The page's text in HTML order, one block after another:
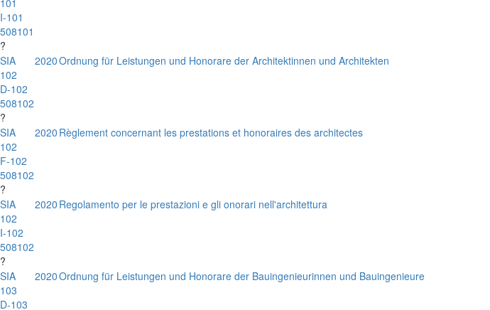
101
I-101
508101
?
SIA
102
D-102
508102
?
2020Ordnung für Leistungen und Honorare der Architektinnen und Architekten
SIA
102
F-102
508102
?
2020 Règlement concernant les prestations et honoraires des architectes
SIA
102
I-102
508102
?
2020 Regolamento per le prestazioni e gli onorari nell'architettura
SIA
103
D-103
2020Ordnung für Leistungen und Honorare der Bauingenieurinnen und Bauingenieure